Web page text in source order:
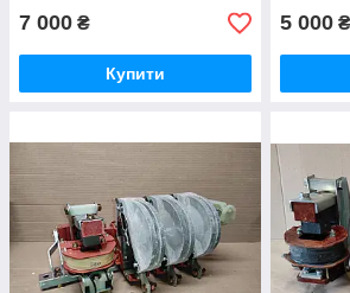
7 000 ₴
Купити
5 000 ₴